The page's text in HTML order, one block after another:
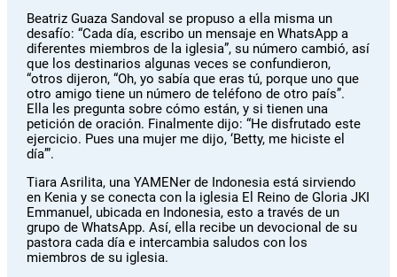
Beatriz Guaza Sandoval se propuso a ella misma un
desafío: “Cada día, escribo un mensaje en WhatsApp a
diferentes miembros de la iglesia”, su número cambió, así
que los destinarios algunas veces se confundieron,
“otros dijeron, “Oh, yo sabía que eras tú, porque uno que
otro amigo tiene un número de teléfono de otro país”.
Ella les pregunta sobre cómo están, y si tienen una
petición de oración. Finalmente dijo: “He disfrutado este
ejercicio. Pues una mujer me dijo, ‘Betty, me hiciste el
día’”.
Tiara Asrilita, una YAMENer de Indonesia está sirviendo
en Kenia y se conecta con la iglesia El Reino de Gloria JKI
Emmanuel, ubicada en Indonesia, esto a través de un
grupo de WhatsApp. Así, ella recibe un devocional de su
pastora cada día e intercambia saludos con los
miembros de su iglesia.